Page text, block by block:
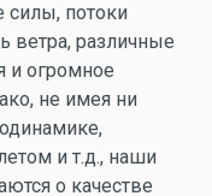
силы, потоки
ветра, различные
и огромное
не имея ни
и т.д., наши
о качестве